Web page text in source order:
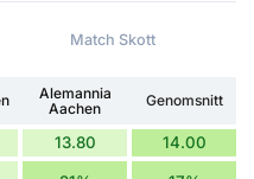
Match Skott
Alemannia
Aachen
Genomsnitt
13.80 14.00